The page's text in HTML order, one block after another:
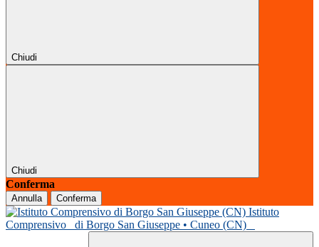
Chiudi
Chiudi
Conferma
Annulla Conferma
Istituto
Comprensivo
di Borgo San Giuseppe • Cuneo (CN)